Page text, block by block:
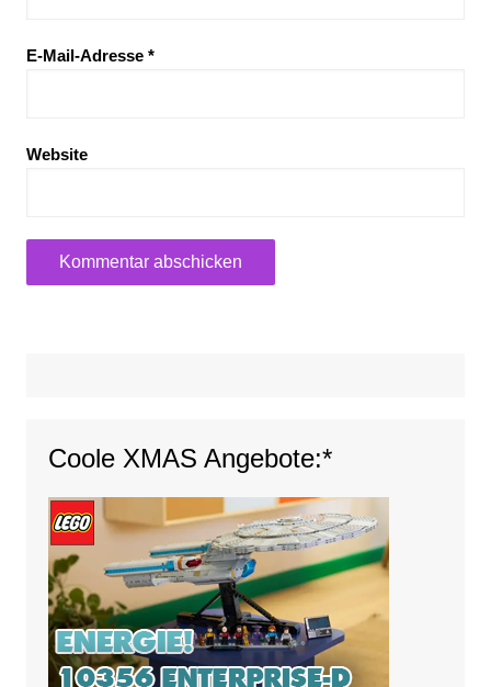
E-Mail-Adresse *
Website
Coole XMAS Angebote:*